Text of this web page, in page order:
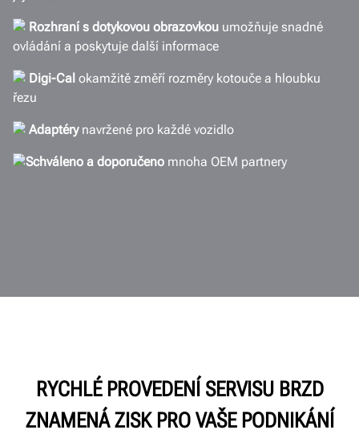
Rozhraní s dotykovou obrazovkou umožňuje snadné
ovládání a poskytuje další informace
Digi-Cal okamžitě změří rozměry kotouče a hloubku
řezu
Adaptéry navržené pro každé vozidlo
Schváleno a doporučeno mnoha OEM partnery
RYCHLÉ PROVEDENÍ SERVISU BRZD
ZNAMENÁ ZISK PRO VAŠE PODNIKÁNÍ